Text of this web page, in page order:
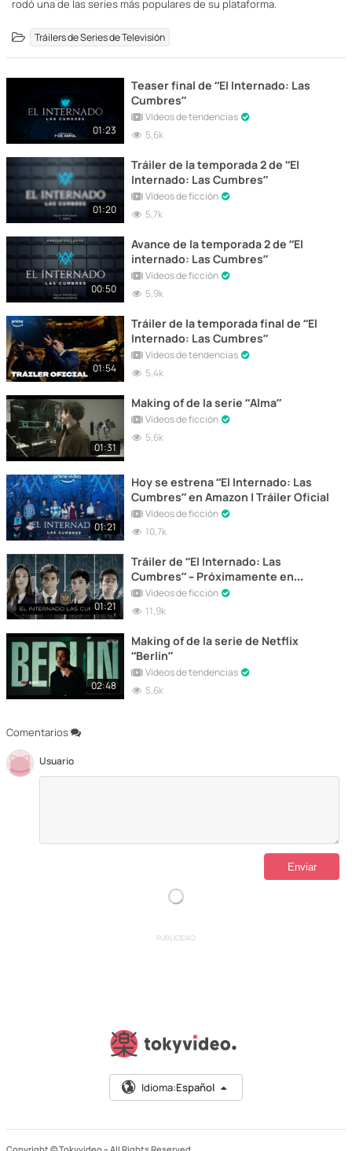
rodó una de las series más populares de su plataforma.
Tráilers de Series de Televisión
Comentarios
Usuario
01:23
Teaser final de “El Internado: Las
Cumbres”
Vídeos de tendencias
5,6k
01:20
Tráiler de la temporada 2 de “El
Internado: Las Cumbres”
Vídeos de ficción
5,7k
00:50
Avance de la temporada 2 de “El
internado: Las Cumbres”
Vídeos de ficción
5,9k
01:54
Tráiler de la temporada final de “El
Internado: Las Cumbres”
Vídeos de tendencias
5,4k
01:31
Making of de la serie “Alma”
Vídeos de ficción
5,6k
01:21
Hoy se estrena “El Internado: Las
Cumbres” en Amazon | Tráiler Oficial
Vídeos de ficción
10,7k
01:21
Tráiler de “El Internado: Las
Cumbres” – Próximamente en
Amazon Prime Video
Vídeos de ficción
11,9k
02:48
Making of de la serie de Netflix
“Berlín”
Vídeos de tendencias
5,6k
PUBLICIDAD
Idioma:Español